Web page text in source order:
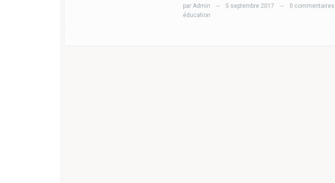
par Admin — 5 septembre 2017 — 0 commentaires
éducation